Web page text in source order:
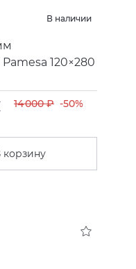
В наличии
120×280
14 000 ₽ -50%
корзину